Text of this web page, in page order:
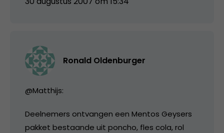
Ronald Oldenburger
@Matthijs:
Deelnemers ontvangen een Mentos Geysers
pakket bestaande uit poncho, fles cola, rol